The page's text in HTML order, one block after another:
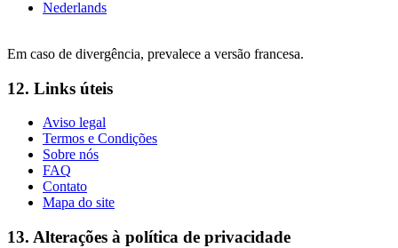
Nederlands
Em caso de divergência, prevalece a versão francesa.
12. Links úteis
Aviso legal
Termos e Condições
Sobre nós
FAQ
Contato
Mapa do site
13. Alterações à política de privacidade